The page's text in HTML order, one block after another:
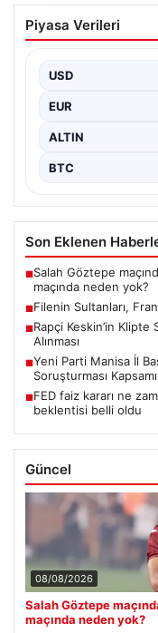
Filenin
Serisini
öncesinde yaptığı
performansla…
Piyasa Verileri
USD
EUR
ALTIN
BTC
Son Eklenen
■Salah Göztepe
maçında neden yok?
■Filenin Sultanları,
■Rapçi Keskin’in Klipte
Alınması
■Yeni Parti Manisa İl
Soruşturması
■FED faiz kararı ne
beklentisi belli oldu
Güncel
08/08/2026
Salah Göztepe
maçında neden yok?